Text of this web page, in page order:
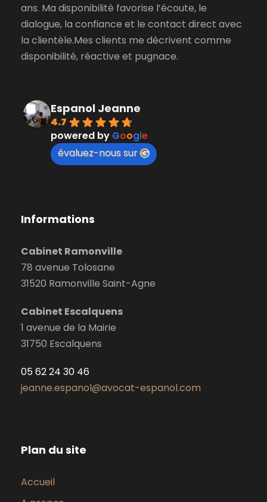
ans. Ma disponibilité favorise l’écoute, le
dialogue, la confiance et le contact direct avec
la clientèle.Mes clients me décrivent comme
disponibilité, réactive et pugnace.
Espanol Jeanne
4.7
powered by Google
évaluez-nous sur
Informations
Cabinet Ramonville
78 avenue Tolosane
31520 Ramonville Saint-Agne
Cabinet Escalquens
1 avenue de la Mairie
31750 Escalquens
05 62 24 30 46
jeanne.espanol@avocat-espanol.com
Plan du site
Accueil